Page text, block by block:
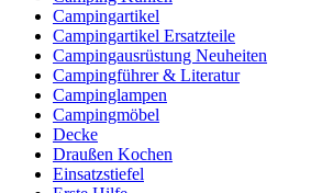
Campingartikel
Campingartikel Ersatzteile
Campingausrüstung Neuheiten
Campingführer & Literatur
Campinglampen
Campingmöbel
Decke
Draußen Kochen
Einsatzstiefel